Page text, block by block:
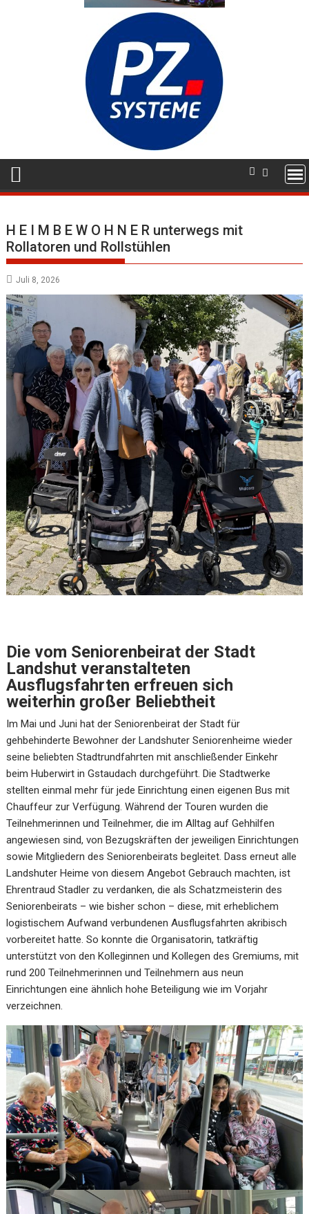
H E I M B E W O H N E R unterwegs mit
Rollatoren und Rollstühlen
Juli 8, 2026
Die vom Seniorenbeirat der Stadt
Landshut veranstalteten
Ausflugsfahrten erfreuen sich
weiterhin großer Beliebtheit
Im Mai und Juni hat der Seniorenbeirat der Stadt für
gehbehinderte Bewohner der Landshuter Seniorenheime wieder
seine beliebten Stadtrundfahrten mit anschließender Einkehr
beim Huberwirt in Gstaudach durchgeführt. Die Stadtwerke
stellten einmal mehr für jede Einrichtung einen eigenen Bus mit
Chauffeur zur Verfügung. Während der Touren wurden die
Teilnehmerinnen und Teilnehmer, die im Alltag auf Gehhilfen
angewiesen sind, von Bezugskräften der jeweiligen Einrichtungen
sowie Mitgliedern des Seniorenbeirats begleitet. Dass erneut alle
Landshuter Heime von diesem Angebot Gebrauch machten, ist
Ehrentraud Stadler zu verdanken, die als Schatzmeisterin des
Seniorenbeirats – wie bisher schon – diese, mit erheblichem
logistischem Aufwand verbundenen Ausflugsfahrten akribisch
vorbereitet hatte. So konnte die Organisatorin, tatkräftig
unterstützt von den Kolleginnen und Kollegen des Gremiums, mit
rund 200 Teilnehmerinnen und Teilnehmern aus neun
Einrichtungen eine ähnlich hohe Beteiligung wie im Vorjahr
verzeichnen.